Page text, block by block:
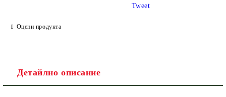
Оцени продукта
Tweet
Детайлно описание